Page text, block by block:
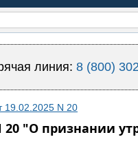
линия: 8 (800)
19.02.2025 N 20
20 "О признании